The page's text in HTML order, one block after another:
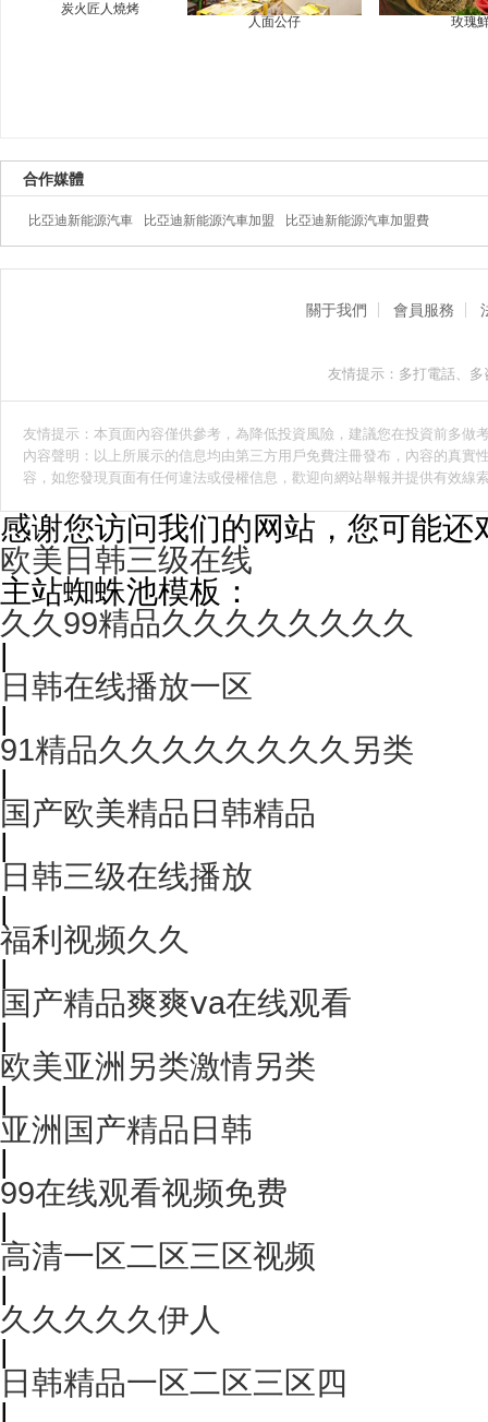
炭火匠人燒烤
人面公仔
玫瑰
合作媒體
比亞迪新能源汽車 比亞迪新能源汽車加盟 比亞迪新能源汽車加盟費
關于我們 會員服務
友情提示：多打電話、
友情提示：本頁面內容僅供參考，為降低投資風險，建議您在投資前多
內容聲明：以上所展示的信息均由第三方用戶免費注冊發布，內容的真
容，如您發現頁面有任何違法或侵權信息，歡迎向網站舉報并提供有效線
感谢您访问我们的网站，您可能还
欧美日韩三级在线
主站蜘蛛池模板：
久久99精品久久久久久久久久
|
日韩在线播放一区
|
91精品久久久久久久久久另类
|
国产欧美精品日韩精品
|
日韩三级在线播放
|
福利视频久久
|
国产精品爽爽ⅴa在线观看
|
欧美亚洲另类激情另类
|
亚洲国产精品日韩
|
99在线观看视频免费
|
高清一区二区三区视频
|
久久久久久伊人
|
日韩精品一区二区三区四
|